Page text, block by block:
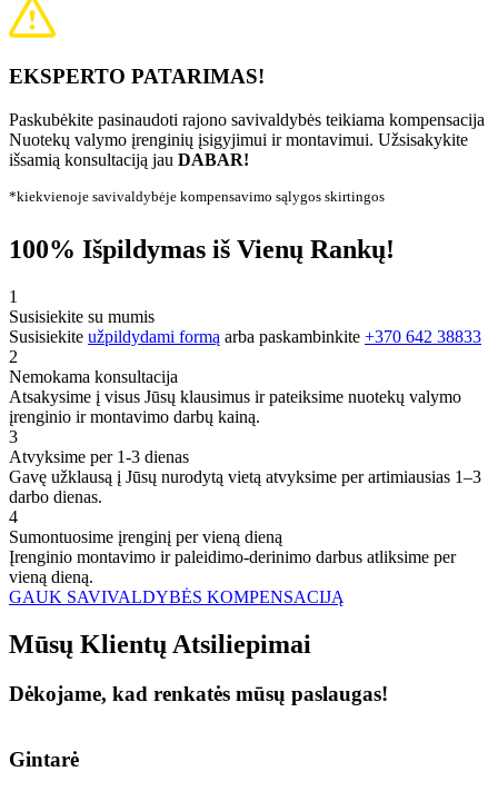
EKSPERTO PATARIMAS!
Paskubėkite pasinaudoti rajono savivaldybės teikiama kompensacija
Nuotekų valymo įrenginių įsigyjimui ir montavimui. Užsisakykite
išsamią konsultaciją jau DABAR!
*kiekvienoje savivaldybėje kompensavimo sąlygos skirtingos
100% Išpildymas iš Vienų Rankų!
1
Susisiekite su mumis
Susisiekite užpildydami formą arba paskambinkite +370 642 38833
2
Nemokama konsultacija
Atsakysime į visus Jūsų klausimus ir pateiksime nuotekų valymo
įrenginio ir montavimo darbų kainą.
3
Atvyksime per 1-3 dienas
Gavę užklausą į Jūsų nurodytą vietą atvyksime per artimiausias 1–3
darbo dienas.
4
Sumontuosime įrenginį per vieną dieną
Įrenginio montavimo ir paleidimo-derinimo darbus atliksime per
vieną dieną.
GAUK SAVIVALDYBĖS KOMPENSACIJĄ
Mūsų Klientų Atsiliepimai
Dėkojame, kad renkatės mūsų paslaugas!
Gintarė